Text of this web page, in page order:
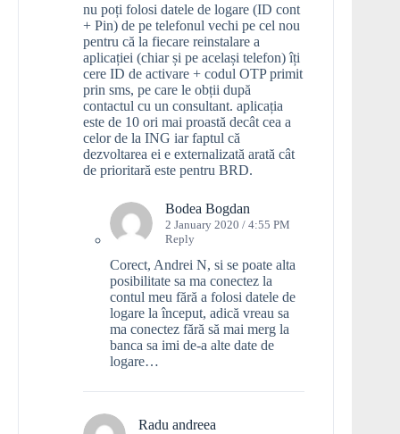
nu poți folosi datele de logare (ID cont
+ Pin) de pe telefonul vechi pe cel nou
pentru că la fiecare reinstalare a
aplicației (chiar și pe același telefon) îți
cere ID de activare + codul OTP primit
prin sms, pe care le obții după
contactul cu un consultant. aplicația
este de 10 ori mai proastă decât cea a
celor de la ING iar faptul că
dezvoltarea ei e externalizată arată cât
de prioritară este pentru BRD.
Bodea Bogdan
2 January 2020 / 4:55 PM
Reply
Corect, Andrei N, si se poate alta
posibilitate sa ma conectez la
contul meu fără a folosi datele de
logare la început, adică vreau sa
ma conectez fără să mai merg la
banca sa imi de-a alte date de
logare…
Radu andreea